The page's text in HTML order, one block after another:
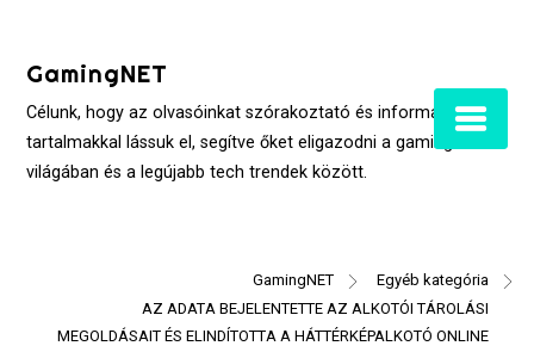
contentGamingNET
Célunk, hogy az olvasóinkat szórakoztató és informatív
tartalmakkal lássuk el, segítve őket eligazodni a gaming
világában és a legújabb tech trendek között.
GamingNET
Egyéb kategória
AZ ADATA BEJELENTETTE AZ ALKOTÓI TÁROLÁSI
MEGOLDÁSAIT ÉS ELINDÍTOTTA A HÁTTÉRKÉPALKOTÓ ONLINE